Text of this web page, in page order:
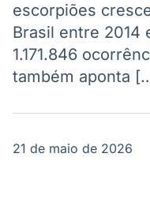
Soluções de Dados
e Conteúdos
escorpiões
Brasil entre 2014
1.171.846
também aponta
21 de maio de 2026